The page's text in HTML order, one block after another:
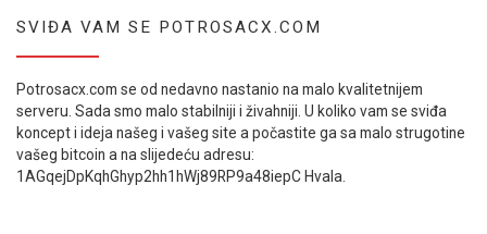
SVIĐA VAM SE POTROSACX.COM
Potrosacx.com se od nedavno nastanio na malo kvalitetnijem
serveru. Sada smo malo stabilniji i živahniji. U koliko vam se sviđa
koncept i ideja našeg i vašeg site a počastite ga sa malo strugotine
vašeg bitcoin a na slijedeću adresu:
1AGqejDpKqhGhyp2hh1hWj89RP9a48iepC Hvala.